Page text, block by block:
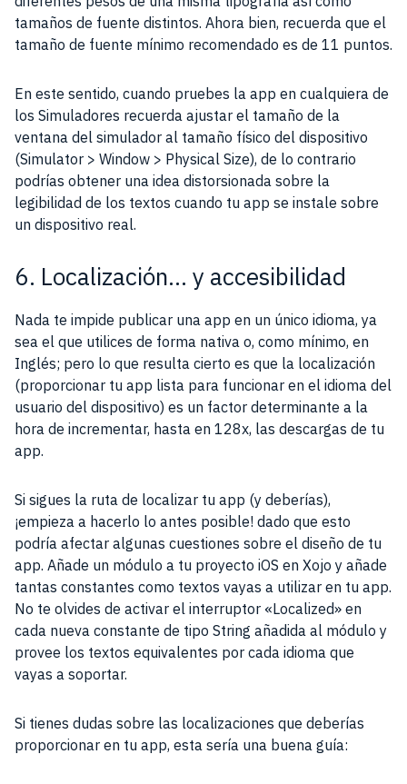
tamaños de fuente distintos. Ahora bien, recuerda que el
tamaño de fuente mínimo recomendado es de 11 puntos.
En este sentido, cuando pruebes la app en cualquiera de
los Simuladores recuerda ajustar el tamaño de la
ventana del simulador al tamaño físico del dispositivo
(Simulator > Window > Physical Size), de lo contrario
podrías obtener una idea distorsionada sobre la
legibilidad de los textos cuando tu app se instale sobre
un dispositivo real.
6. Localización… y accesibilidad
Nada te impide publicar una app en un único idioma, ya
sea el que utilices de forma nativa o, como mínimo, en
Inglés; pero lo que resulta cierto es que la localización
(proporcionar tu app lista para funcionar en el idioma del
usuario del dispositivo) es un factor determinante a la
hora de incrementar, hasta en 128x, las descargas de tu
app.
Si sigues la ruta de localizar tu app (y deberías),
¡empieza a hacerlo lo antes posible! dado que esto
podría afectar algunas cuestiones sobre el diseño de tu
app. Añade un módulo a tu proyecto iOS en Xojo y añade
tantas constantes como textos vayas a utilizar en tu app.
No te olvides de activar el interruptor «Localized» en
cada nueva constante de tipo String añadida al módulo y
provee los textos equivalentes por cada idioma que
vayas a soportar.
Si tienes dudas sobre las localizaciones que deberías
proporcionar en tu app, esta sería una buena guía: